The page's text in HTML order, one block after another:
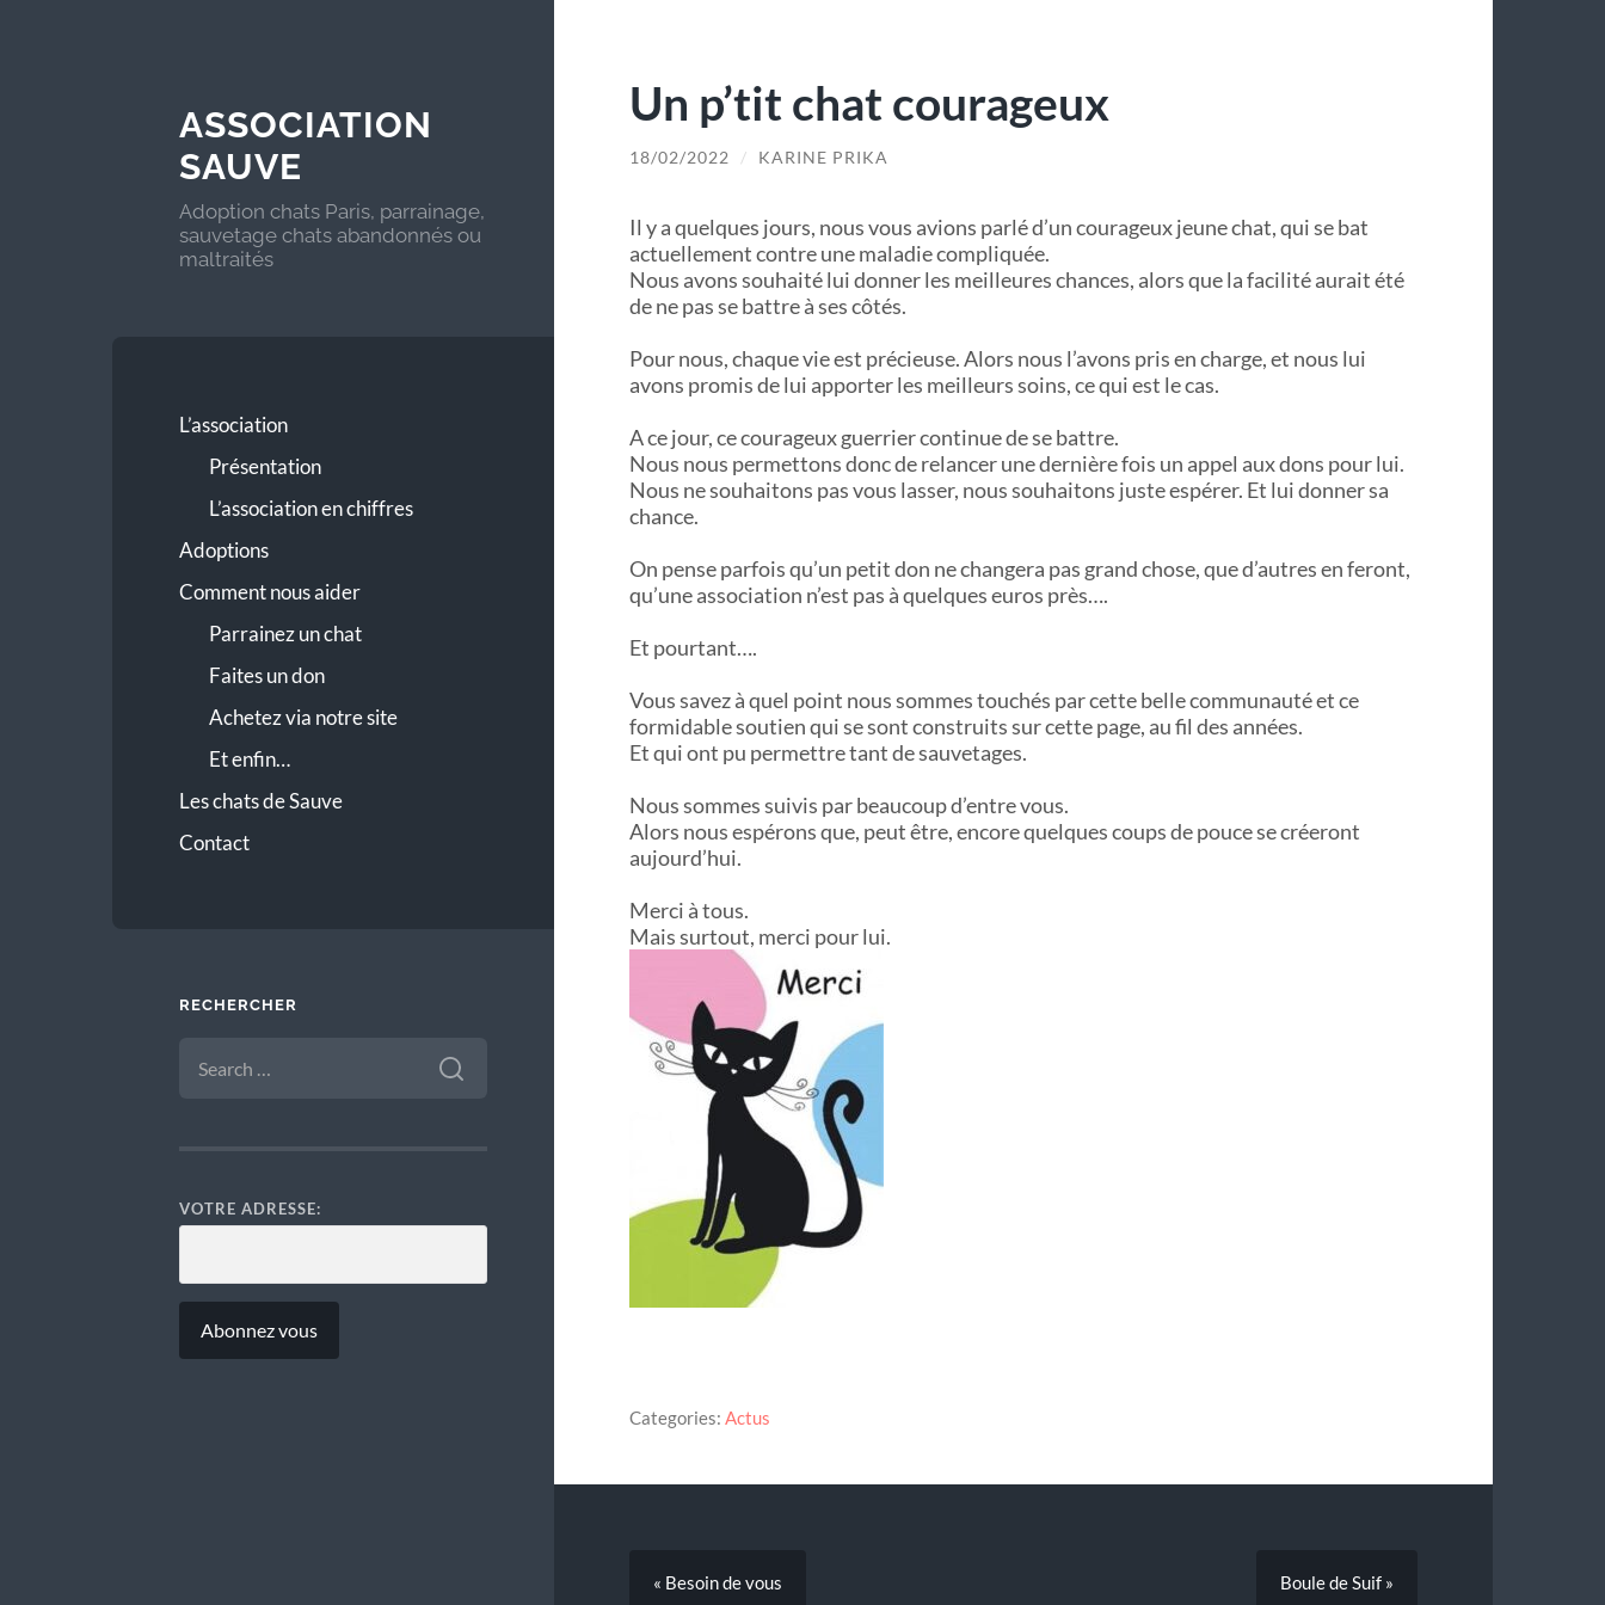
ASSOCIATION
SAUVE
Adoption chats Paris, parrainage,
sauvetage chats abandonnés ou
maltraités
L’association
Présentation
L’association en chiffres
Adoptions
Comment nous aider
Parrainez un chat
Faites un don
Achetez via notre site
Et enfin…
Les chats de Sauve
Contact
RECHERCHER
FOR:
VOTRE ADRESSE:
Un p’tit chat courageux
18/02/2022 / KARINE PRIKA
Il y a quelques jours, nous vous avions parlé d’un courageux jeune chat, qui se bat
actuellement contre une maladie compliquée.
Nous avons souhaité lui donner les meilleures chances, alors que la facilité aurait été
de ne pas se battre à ses côtés.
Pour nous, chaque vie est précieuse. Alors nous l’avons pris en charge, et nous lui
avons promis de lui apporter les meilleurs soins, ce qui est le cas.
A ce jour, ce courageux guerrier continue de se battre.
Nous nous permettons donc de relancer une dernière fois un appel aux dons pour lui.
Nous ne souhaitons pas vous lasser, nous souhaitons juste espérer. Et lui donner sa
chance.
On pense parfois qu’un petit don ne changera pas grand chose, que d’autres en feront,
qu’une association n’est pas à quelques euros près….
Et pourtant….
Vous savez à quel point nous sommes touchés par cette belle communauté et ce
formidable soutien qui se sont construits sur cette page, au fil des années.
Et qui ont pu permettre tant de sauvetages.
Nous sommes suivis par beaucoup d’entre vous.
Alors nous espérons que, peut être, encore quelques coups de pouce se créeront
aujourd’hui.
Merci à tous.
Mais surtout, merci pour lui.
Categories: Actus
« Besoin de vous Boule de Suif »